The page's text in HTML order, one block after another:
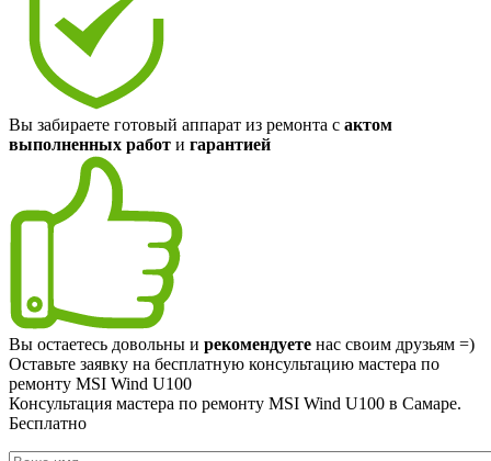
Вы забираете готовый аппарат из ремонта с актом
выполненных работ и гарантией
Вы остаетесь довольны и рекомендуете нас своим друзьям =)
Оставьте заявку на бесплатную консультацию мастера по
ремонту MSI Wind U100
Консультация мастера по ремонту MSI Wind U100 в Самаре.
Бесплатно